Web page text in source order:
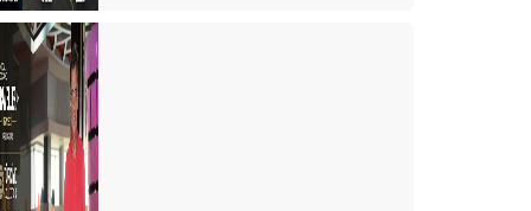
olmak
değişmesi gereken 50 gerçek
Spor turizmi ve Antalya
ON, HOP OFF (İNDİ-BİNDİ) OTOBÜSLER
TURİZMİ ATEŞELİĞİ